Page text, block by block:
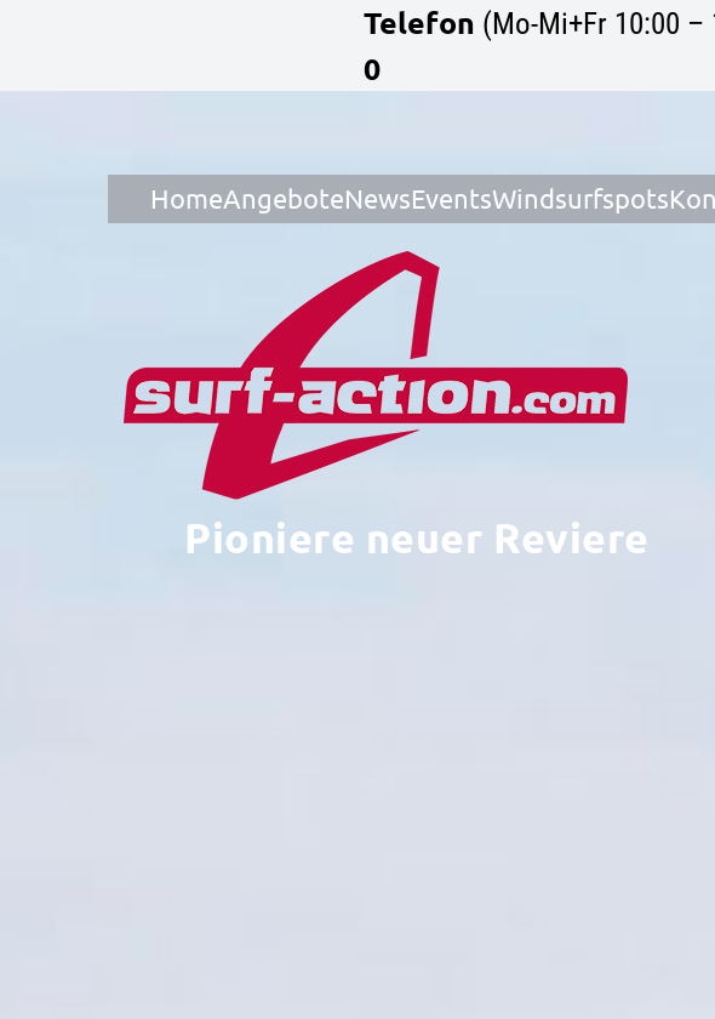
Telefon (Mo-Mi+Fr 10:00 –
0
HomeAngeboteNewsEventsWindsurfspots
Pioniere neuer Reviere